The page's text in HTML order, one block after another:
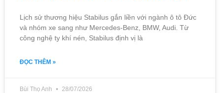
Lịch sử thương hiệu Stabilus gắn liền với ngành ô tô Đức
và nhóm xe sang như Mercedes-Benz, BMW, Audi. Từ
công nghệ ty khí nén, Stabilus định vị là
ĐỌC THÊM »
Bùi Thọ Anh 28/07/2026